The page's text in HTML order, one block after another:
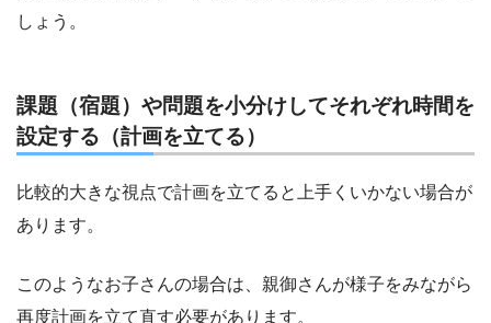
しょう。
課題（宿題）や問題を小分けしてそれぞれ時間を
設定する（計画を立てる）
比較的大きな視点で計画を立てると上手くいかない場合が
あります。
このようなお子さんの場合は、親御さんが様子をみながら
再度計画を立て直す必要があります。